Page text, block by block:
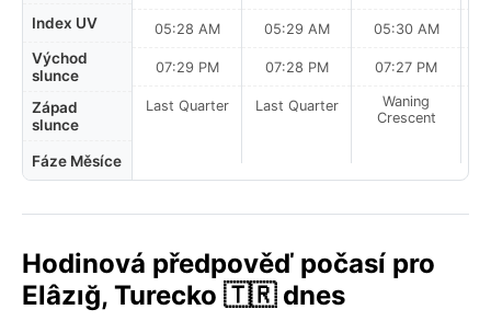
Index UV
Východ
slunce
Západ
slunce
Fáze Měsíce
05:28 AM
07:29 PM
Last Quarter
05:29 AM
07:28 PM
Last Quarter
05:30 AM
07:27 PM
Waning
Crescent
Hodinová předpověď počasí pro
Elâzığ, Turecko 🇹🇷 dnes